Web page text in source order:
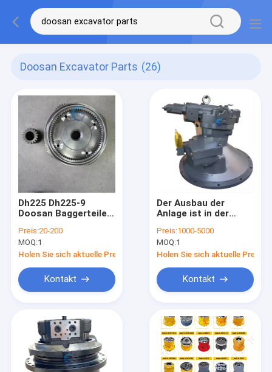
Doosan Excavator Parts (26)
Dh225 Dh225-9
Doosan Baggerteile
2 Assy K9007412
K9007391 Tm40vd
Preis:20-200
MOQ:1
Holen Sie sich aktuelle Preis
Kontakt
Der Ausbau der
Anlage ist in der
Einführung von neuen
Anlagen erfolgt.
Preis:1000-5000
MOQ:1
Holen Sie sich aktuelle Preis
Kontakt